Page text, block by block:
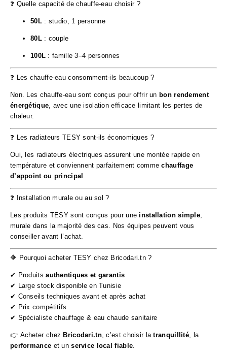
❓ Quelle capacité de chauffe-eau choisir ?
50L: studio, 1 personne
80L: couple
100L : famille 3–4 personnes
❓ Les chauffe-eau consomment-ils beaucoup ?
Non. Les chauffe-eau sont conçus pour offrir un bon rendement
énergétique , avec une isolation efficace limitant les pertes de
chaleur.
❓ Les radiateurs TESY sont-ils économiques ?
Oui, les radiateurs électriques assurent une montée rapide en
température et conviennent parfaitement commechauffage
d’appoint ou principal .
❓ Installation murale ou au sol ?
Les produits TESY sont conçus pour uneinstallation simple,
murale dans la majorité des cas. Nos équipes peuvent vous
conseiller avant l’achat.
🔶 Pourquoi acheter TESY chez Bricodari.tn ?
✔ Produitsauthentiques et garantis
✔ Large stock disponible en Tunisie
✔ Conseils techniques avant et après achat
✔ Prix compétitifs
✔ Spécialiste chauffage & eau chaude sanitaire
👉 Acheter chez Bricodari.tn, c’est choisir latranquillité, la
performance et unservice local fiable.